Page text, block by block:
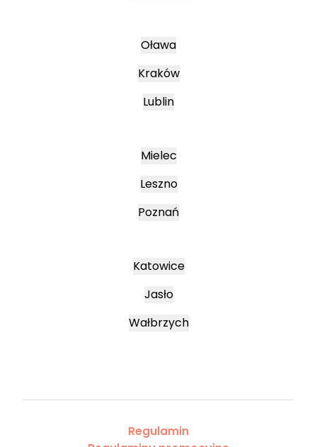
Oława
Kraków
Lublin
Mielec
Leszno
Poznań
Katowice
Jasło
Wałbrzych
Regulamin